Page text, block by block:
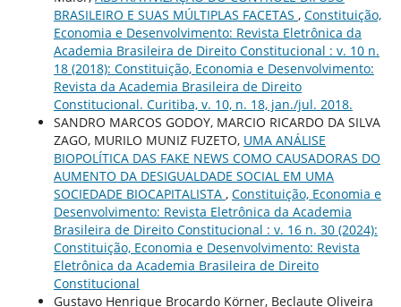
BRASILEIRO E SUAS MÚLTIPLAS FACETAS , Constituição,
Economia e Desenvolvimento: Revista Eletrônica da
Academia Brasileira de Direito Constitucional : v. 10 n.
18 (2018): Constituição, Economia e Desenvolvimento:
Revista da Academia Brasileira de Direito
Constitucional. Curitiba, v. 10, n. 18, jan./jul. 2018.
SANDRO MARCOS GODOY, MARCIO RICARDO DA SILVA
ZAGO, MURILO MUNIZ FUZETO, UMA ANÁLISE
BIOPOLÍTICA DAS FAKE NEWS COMO CAUSADORAS DO
AUMENTO DA DESIGUALDADE SOCIAL EM UMA
SOCIEDADE BIOCAPITALISTA , Constituição, Economia e
Desenvolvimento: Revista Eletrônica da Academia
Brasileira de Direito Constitucional : v. 16 n. 30 (2024):
Constituição, Economia e Desenvolvimento: Revista
Eletrônica da Academia Brasileira de Direito
Constitucional
Gustavo Henrique Brocardo Körner, Beclaute Oliveira